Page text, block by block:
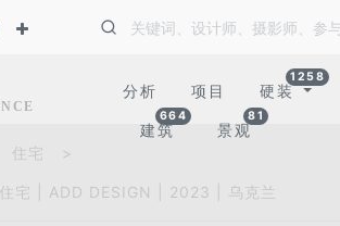
分析 项目 硬装
1258
建筑
664
景观
81
住宅 >
宅 | ADD DESIGN | 2023 | 乌克兰